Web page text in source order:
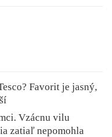
Favorit je jasný,
Vzácnu vilu
zatiaľ nepomohla